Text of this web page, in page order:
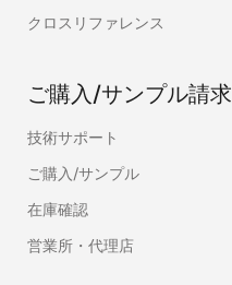
クロスリファレンス
ご購入/サンプル請求
技術サポート
ご購入/サンプル
在庫確認
営業所・代理店